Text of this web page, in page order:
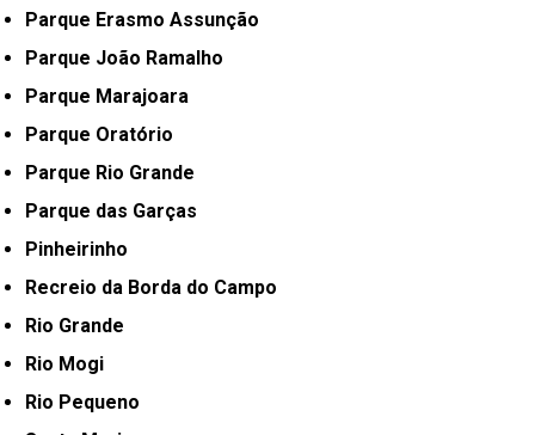
Parque Erasmo Assunção
Parque João Ramalho
Parque Marajoara
Parque Oratório
Parque Rio Grande
Parque das Garças
Pinheirinho
Recreio da Borda do Campo
Rio Grande
Rio Mogi
Rio Pequeno